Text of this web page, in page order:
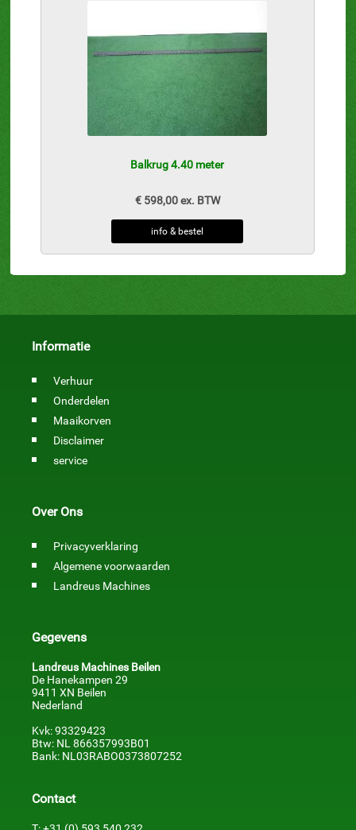
Balkrug 4.40 meter
€ 598,00 ex. BTW
info & bestel
Informatie
Verhuur
Onderdelen
Maaikorven
Disclaimer
service
Over Ons
Privacyverklaring
Algemene voorwaarden
Landreus Machines
Gegevens
Landreus Machines Beilen
De Hanekampen 29
9411 XN Beilen
Nederland
Kvk: 93329423
Btw: NL 866357993B01
Bank: NL03RABO0373807252
Contact